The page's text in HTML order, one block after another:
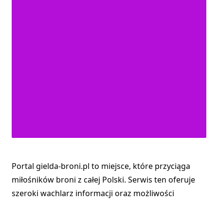
Portal gielda-broni.pl to miejsce, które przyciąga
miłośników broni z całej Polski. Serwis ten oferuje
szeroki wachlarz informacji oraz możliwości